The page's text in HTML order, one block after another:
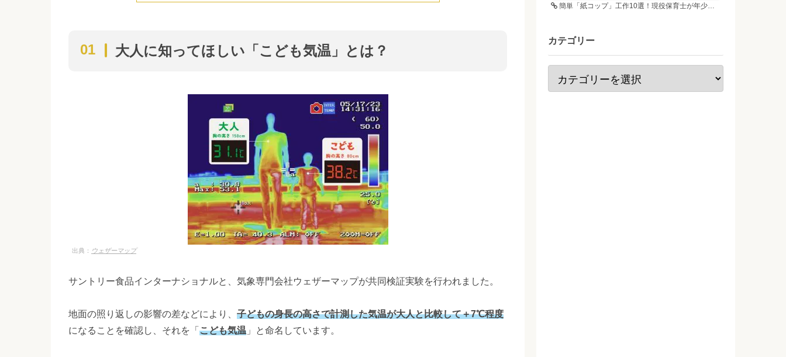
大人に知ってほしい「こども気温」とは？
出典： ウェザーマップ
サントリー食品インターナショナルと、気象専門会社ウェザーマップが共同検証実験を行われました。
地面の照り返しの影響の差などにより、 子どもの身長の高さで計測した気温が大人と比較して＋7℃程度
になることを確認し、それを「 こども気温 」と命名しています。
簡単「紙コップ」工作10選！現役保育士が年少さんも作れる工作＆遊び方を紹介
カテゴリー